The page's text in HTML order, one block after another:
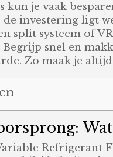
kun je vaak
investering ligt
split systeem of
snel en
Zo maak je
Refrigerant